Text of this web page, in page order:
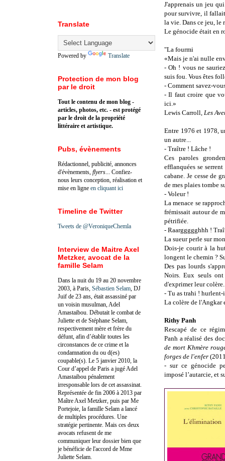
J'apprenais un jeu
pour survivre, il
la vie. Dans ce jeu, le
Le génocide était en
"La fourmi
«Mais je n'ai nulle
- Oh ! vous ne
suis fou. Vous êtes
- Comment savez-
- Il faut croire que
ici.»
Lewis Carroll, Les
Entre 1976 et 1978,
un autre...
- Traître ! Lâche !
Ces paroles
efflanquées se
cabane. Je cesse de
de mes plaies tombe
- Voleur !
La menace se
frémissait autour de
pétrifiée.
- Raarggggghhh !
La sueur perle sur
Dois-je courir à la
longent le chemin ?
Des pas lourds
Noirs. Eux seuls
d'exprimer leur
- Tu as trahi ! hurlent-
La colère de l'Angkar
Rithy Panh
Rescapé de ce
Panh a réalisé des
de mort Khmère
forges de l'enfer
- sur ce génocide
imposé l’autarcie, et
Translate
Powered by Translate
Protection de mon blog
par le droit
Tout le contenu de mon blog -
articles, photos, etc. - est protégé
par le droit de la propriété
littéraire et artistique.
Pubs, évènements
Rédactionnel, publicité, annonces
d'évènements, flyers ... Confiez-
nous leurs conception, réalisation et
mise en ligne en cliquant ici
Timeline de Twitter
Tweets de @VeroniqueChemla
Interview de Maitre Axel
Metzker, avocat de la
famille Selam
Dans la nuit du 19 au 20 novembre
2003, à Paris, Sébastien Selam , DJ
Juif de 23 ans, était assassiné par
un voisin musulman, Adel
Amastaibou. Débutait le combat de
Juliette et de Stéphane Selam,
respectivement mère et frère du
défunt, afin d’établir toutes les
circonstances de ce crime et la
condamnation du ou d(es)
coupable(s). Le 5 janvier 2010, la
Cour d’appel de Paris a jugé Adel
Amastaibou pénalement
irresponsable lors de cet assassinat.
Représentée de fin 2006 à 2013 par
Maître Axel Metzker, puis par Me
Portejoie, la famille Selam a lancé
de multiples procédures. Une
stratégie pertinente. Mais ces deux
avocats refusent de me
communiquer leur dossier bien que
je bénéficie de l'accord de Mme
Juliette Selam.